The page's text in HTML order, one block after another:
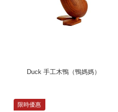
Duck 手工木鴨（鴨媽媽）
限時優惠